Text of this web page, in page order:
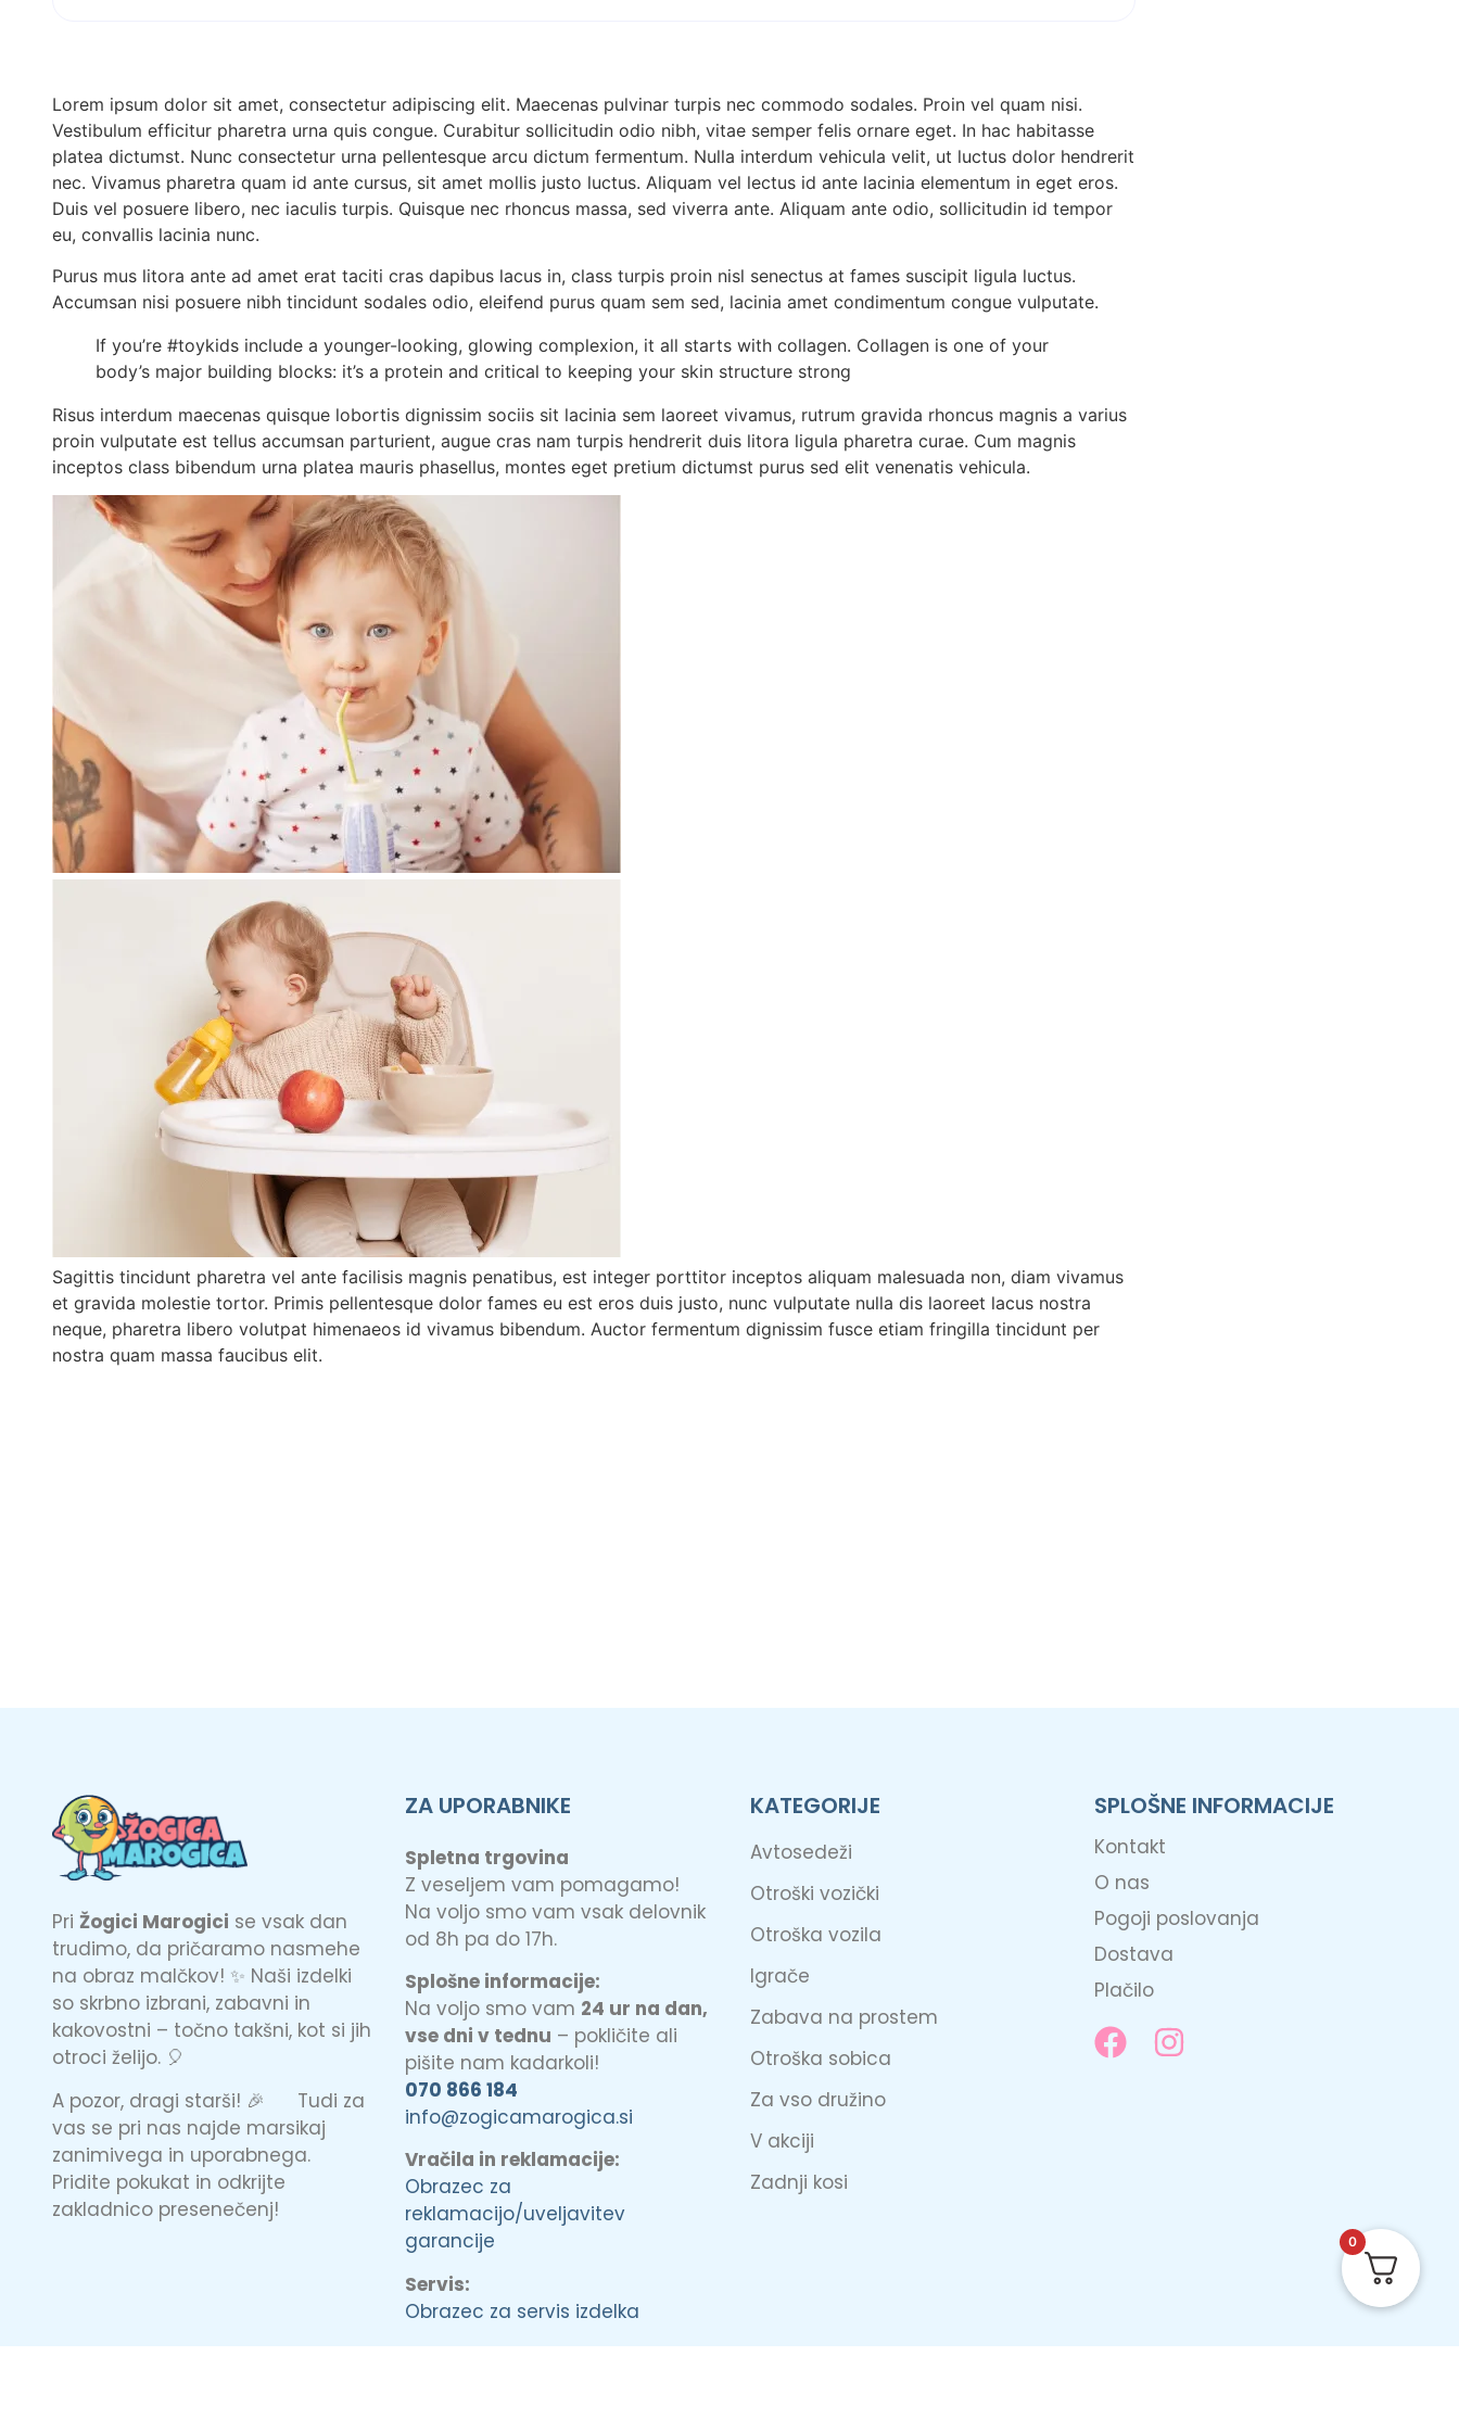
Lorem ipsum dolor sit amet, consectetur adipiscing elit. Maecenas pulvinar turpis nec commodo sodales. Proin vel quam nisi.
Vestibulum efficitur pharetra urna quis congue. Curabitur sollicitudin odio nibh, vitae semper felis ornare eget. In hac habitasse
platea dictumst. Nunc consectetur urna pellentesque arcu dictum fermentum. Nulla interdum vehicula velit, ut luctus dolor hendrerit
nec. Vivamus pharetra quam id ante cursus, sit amet mollis justo luctus. Aliquam vel lectus id ante lacinia elementum in eget eros.
Duis vel posuere libero, nec iaculis turpis. Quisque nec rhoncus massa, sed viverra ante. Aliquam ante odio, sollicitudin id tempor
eu, convallis lacinia nunc.
Purus mus litora ante ad amet erat taciti cras dapibus lacus in, class turpis proin nisl senectus at fames suscipit ligula luctus.
Accumsan nisi posuere nibh tincidunt sodales odio, eleifend purus quam sem sed, lacinia amet condimentum congue vulputate.
If you’re #toykids include a younger-looking, glowing complexion, it all starts with collagen. Collagen is one of your
body’s major building blocks: it’s a protein and critical to keeping your skin structure strong
Risus interdum maecenas quisque lobortis dignissim sociis sit lacinia sem laoreet vivamus, rutrum gravida rhoncus magnis a varius
proin vulputate est tellus accumsan parturient, augue cras nam turpis hendrerit duis litora ligula pharetra curae. Cum magnis
inceptos class bibendum urna platea mauris phasellus, montes eget pretium dictumst purus sed elit venenatis vehicula.
Sagittis tincidunt pharetra vel ante facilisis magnis penatibus, est integer porttitor inceptos aliquam malesuada non, diam vivamus
et gravida molestie tortor. Primis pellentesque dolor fames eu est eros duis justo, nunc vulputate nulla dis laoreet lacus nostra
neque, pharetra libero volutpat himenaeos id vivamus bibendum. Auctor fermentum dignissim fusce etiam fringilla tincidunt per
nostra quam massa faucibus elit.
Pri Žogici Marogici se vsak dan
trudimo, da pričaramo nasmehe
na obraz malčkov! ✨ Naši izdelki
so skrbno izbrani, zabavni in
kakovostni – točno takšni, kot si jih
otroci želijo. 🎈
A pozor, dragi starši! 🎉 Tudi za
vas se pri nas najde marsikaj
zanimivega in uporabnega.
Pridite pokukat in odkrijte
zakladnico presenečenj!
ZA UPORABNIKE
Spletna trgovina
Z veseljem vam pomagamo!
Na voljo smo vam vsak delovnik
od 8h pa do 17h.
Splošne informacije:
Na voljo smo vam 24 ur na dan,
vse dni v tednu – pokličite ali
pišite nam kadarkoli!
070 866 184
info@zogicamarogica.si
Vračila in reklamacije:
Obrazec za
reklamacijo/uveljavitev
garancije
Servis:
Obrazec za servis izdelka
KATEGORIJE
Avtosedeži
Otroški vozički
Otroška vozila
Igrače
Zabava na prostem
Otroška sobica
Za vso družino
V akciji
Zadnji kosi
SPLOŠNE INFORMACIJE
Kontakt
O nas
Pogoji poslovanja
Dostava
Plačilo
0